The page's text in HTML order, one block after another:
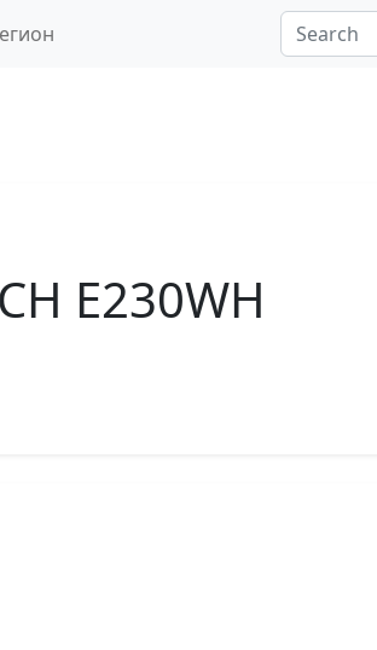
Е230WН